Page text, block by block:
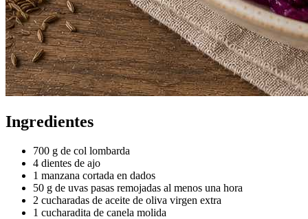
Ingredientes
700 g de col lombarda
4 dientes de ajo
1 manzana cortada en dados
50 g de uvas pasas remojadas al menos una hora
2 cucharadas de aceite de oliva virgen extra
1 cucharadita de canela molida